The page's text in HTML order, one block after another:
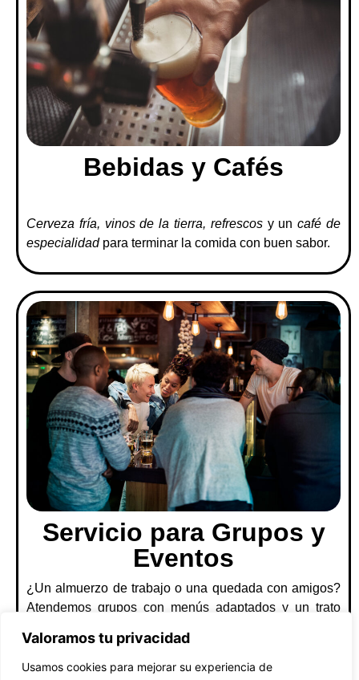
Valoramos tu privacidad
Usamos cookies para mejorar su experiencia de
Bebidas y Cafés
Cerveza fría, vinos de la tierra, refrescosy uncafé de
especialidadpara terminar la comida con buen sabor.
Servicio para Grupos y
Eventos
¿Un almuerzo de trabajo o una quedada con amigos?
Atendemos grupos con menús adaptados y un trato